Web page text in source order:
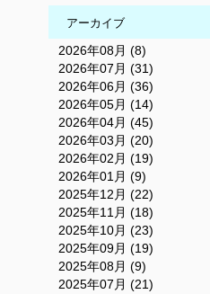
アーカイブ
2026年08月 (8)
2026年07月 (31)
2026年06月 (36)
2026年05月 (14)
2026年04月 (45)
2026年03月 (20)
2026年02月 (19)
2026年01月 (9)
2025年12月 (22)
2025年11月 (18)
2025年10月 (23)
2025年09月 (19)
2025年08月 (9)
2025年07月 (21)